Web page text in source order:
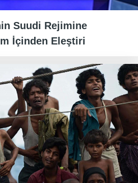
Suudi Rejimine
İçinden Eleştiri